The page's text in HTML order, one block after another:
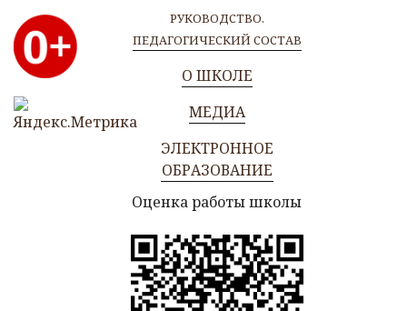
РУКОВОДСТВО.
ПЕДАГОГИЧЕСКИЙ СОСТАВ
О ШКОЛЕ
МЕДИА
ЭЛЕКТРОННОЕ
ОБРАЗОВАНИЕ
Оценка работы школы